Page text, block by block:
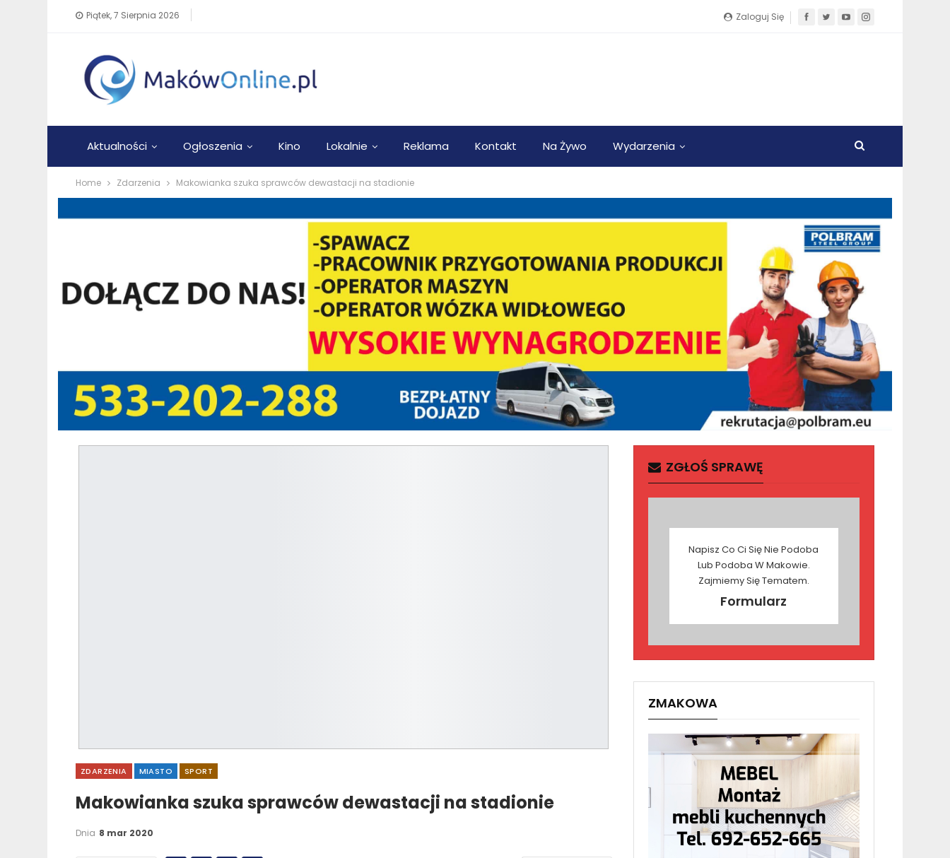
Zaloguj Się
Piątek, 7 Sierpnia 2026
Aktualności Ogłoszenia Kino Lokalnie Reklama Kontakt Na Żywo Wydarzenia
Home Zdarzenia Makowianka szuka sprawców dewastacji na stadionie
ZDARZENIA MIASTO SPORT
Makowianka szuka sprawców dewastacji na stadionie
Dnia 8 mar 2020
ZGŁOŚ SPRAWĘ
Napisz Co Ci Się Nie Podoba
Lub Podoba W Makowie.
Zajmiemy Się Tematem.
Formularz
ZMAKOWA